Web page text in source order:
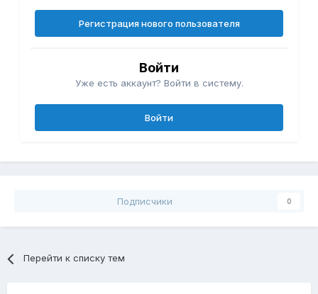
Регистрация нового пользователя
Войти
Уже есть аккаунт? Войти в систему.
Войти
Подписчики 0
Перейти к списку тем